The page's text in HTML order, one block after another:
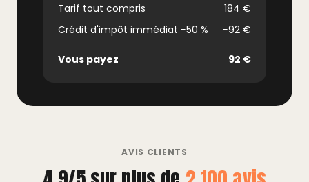
Tarif tout compris
184 €
Crédit d'impôt immédiat −50 %
−92 €
Vous payez 92 €
AVIS CLIENTS